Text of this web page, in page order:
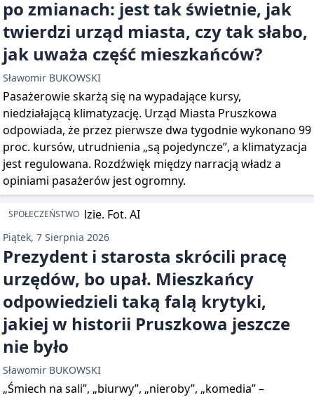
po zmianach: jest tak świetnie, jak
twierdzi urząd miasta, czy tak słabo,
jak uważa część mieszkańców?
Sławomir BUKOWSKI
Pasażerowie skarżą się na wypadające kursy,
niedziałającą klimatyzację. Urząd Miasta Pruszkowa
odpowiada, że przez pierwsze dwa tygodnie wykonano 99
proc. kursów, utrudnienia „są pojedyncze”, a klimatyzacja
jest regulowana. Rozdźwięk między narracją władz a
opiniami pasażerów jest ogromny.
SPOŁECZEŃSTWO
Piątek, 7 Sierpnia 2026
Prezydent i starosta skrócili pracę
urzędów, bo upał. Mieszkańcy
odpowiedzieli taką falą krytyki,
jakiej w historii Pruszkowa jeszcze
nie było
Sławomir BUKOWSKI
„Śmiech na sali”, „biurwy”, „nieroby”, „komedia” –